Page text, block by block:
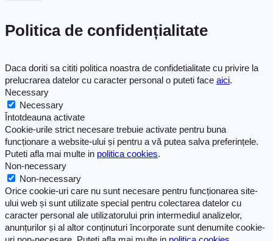
Politica de confidențialitate
Daca doriti sa cititi politica noastra de confidetialitate cu privire la
prelucrarea datelor cu caracter personal o puteti face aici.
Necessary
Necessary
Întotdeauna activate
Cookie-urile strict necesare trebuie activate pentru buna
funcționare a website-ului și pentru a vă putea salva preferințele.
Puteti afla mai multe in politica cookies.
Non-necessary
Non-necessary
Orice cookie-uri care nu sunt necesare pentru funcționarea site-
ului web și sunt utilizate special pentru colectarea datelor cu
caracter personal ale utilizatorului prin intermediul analizelor,
anunțurilor și al altor conținuturi încorporate sunt denumite cookie-